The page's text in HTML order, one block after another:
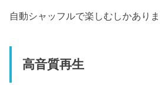
自動シャッフルで楽しむしかありま
高音質再生